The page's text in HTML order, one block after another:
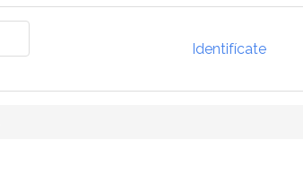
Identifícate